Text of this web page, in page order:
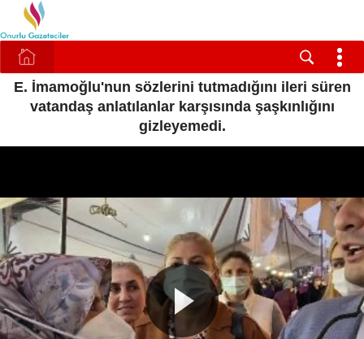
E. İmamoğlu'nun sözlerini tutmadığını ileri süren
vatandaş anlatılanlar karşısında şaşkınlığını
gizleyemedi.